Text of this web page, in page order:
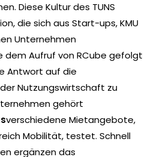
Diese Kultur des TUNS
die sich aus Start-ups, KMU
Unternehmen
dem Aufruf von RCube gefolgt
Antwort auf die
Nutzungswirtschaft zu
gehört
verschiedene Mietangebote,
Mobilität, testet. Schnell
ergänzen das